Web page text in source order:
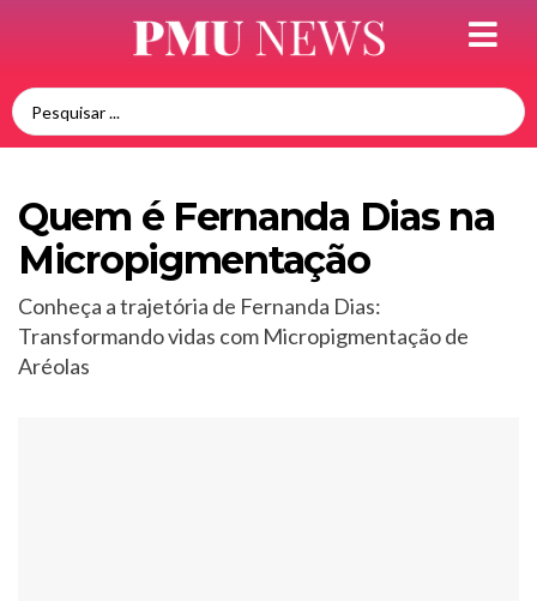
Quem é Fernanda Dias na
Micropigmentação
Conheça a trajetória de Fernanda Dias:
Transformando vidas com Micropigmentação de
Aréolas